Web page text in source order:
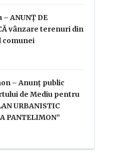
ANUNȚ DE
vânzare terenuri din
comunei
– Anunț public
de Mediu pentru
URBANISTIC
PANTELIMON”